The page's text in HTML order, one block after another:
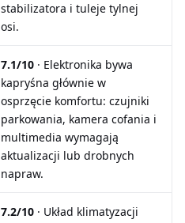
stabilizatora i tuleje tylnej
osi.
7.1/10 · Elektronika bywa
kapryśna głównie w
osprzęcie komfortu: czujniki
parkowania, kamera cofania i
multimedia wymagają
aktualizacji lub drobnych
napraw.
7.2/10 · Układ klimatyzacji